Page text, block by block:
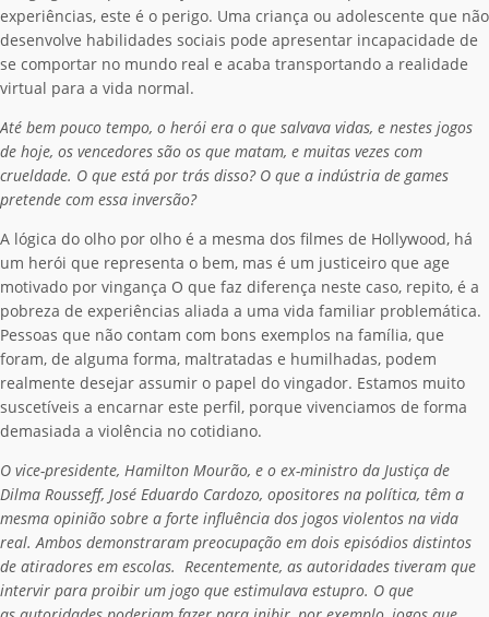
experiências, este é o perigo. Uma criança ou adolescente que não
desenvolve habilidades sociais pode apresentar incapacidade de
se comportar no mundo real e acaba transportando a realidade
virtual para a vida normal.
Até bem pouco tempo, o herói era o que salvava vidas, e nestes jogos
de hoje, os vencedores são os que matam, e muitas vezes com
crueldade. O que está por trás disso? O que a indústria de games
pretende com essa inversão?
A lógica do olho por olho é a mesma dos filmes de Hollywood, há
um herói que representa o bem, mas é um justiceiro que age
motivado por vingança O que faz diferença neste caso, repito, é a
pobreza de experiências aliada a uma vida familiar problemática.
Pessoas que não contam com bons exemplos na família, que
foram, de alguma forma, maltratadas e humilhadas, podem
realmente desejar assumir o papel do vingador. Estamos muito
suscetíveis a encarnar este perfil, porque vivenciamos de forma
demasiada a violência no cotidiano.
O vice-presidente, Hamilton Mourão, e o ex-ministro da Justiça de
Dilma Rousseff, José Eduardo Cardozo, opositores na política, têm a
mesma opinião sobre a forte influência dos jogos violentos na vida
real. Ambos demonstraram preocupação em dois episódios distintos
de atiradores em escolas. Recentemente, as autoridades tiveram que
intervir para proibir um jogo que estimulava estupro. O que